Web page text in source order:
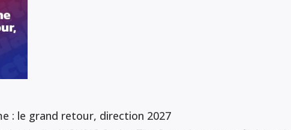
: le grand retour, direction 2027